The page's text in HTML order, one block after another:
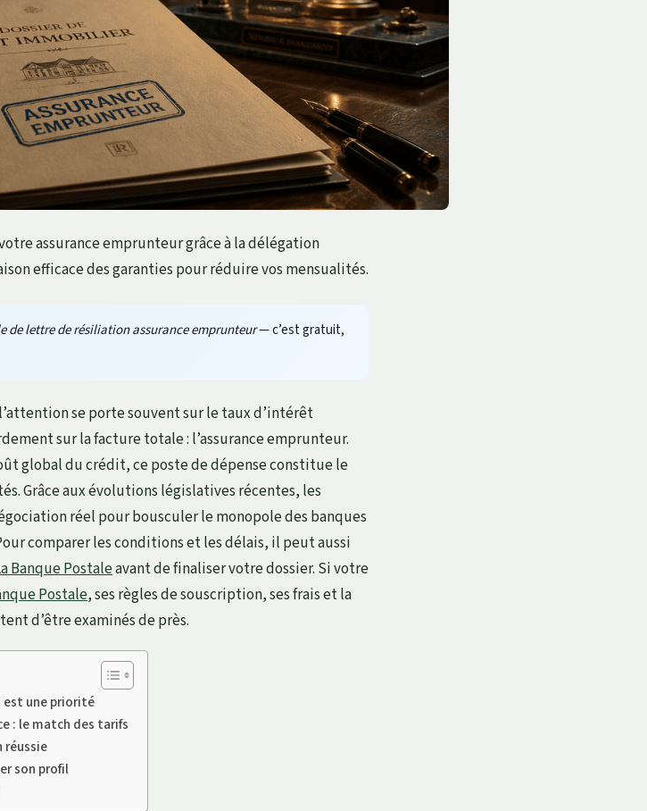
assurance emprunteur grâce à la délégation
efficace des garanties pour réduire vos mensualités.
de lettre de résiliation assurance emprunteur— c’est gratuit,
se porte souvent sur le taux d’intérêt
sur la facture totale : l’assurance emprunteur.
global du crédit, ce poste de dépense constitue le
Grâce aux évolutions législatives récentes, les
réel pour bousculer le monopole des banques
comparer les conditions et les délais, il peut aussi
Banque Postaleavant de finaliser votre dossier. Si votre
Postale, ses règles de souscription, ses frais et la
d’être examinés de près.
est une priorité
: le match des tarifs
réussie
son profil